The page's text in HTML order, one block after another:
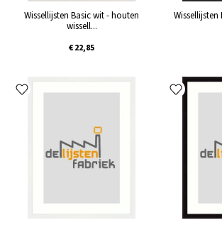
Wissellijsten Basic wit - houten
wissell...
€ 22,85